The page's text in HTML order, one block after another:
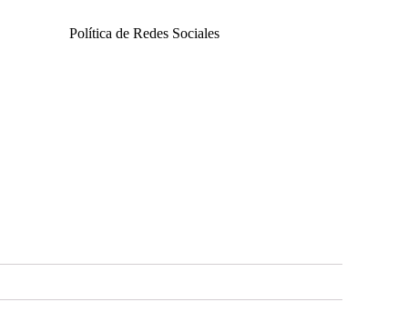
Política de Redes Sociales